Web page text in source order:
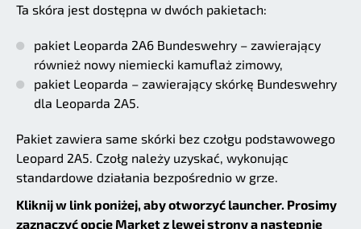
Ta skóra jest dostępna w dwóch pakietach:
pakiet Leoparda 2A6 Bundeswehry – zawierający
również nowy niemiecki kamuflaż zimowy,
pakiet Leoparda – zawierający skórkę Bundeswehry
dla Leoparda 2A5.
Pakiet zawiera same skórki bez czołgu podstawowego
Leopard 2A5. Czołg należy uzyskać, wykonując
standardowe działania bezpośrednio w grze.
Kliknij w link poniżej, aby otworzyć launcher. Prosimy
zaznaczyć opcję Market z lewej strony a następnie